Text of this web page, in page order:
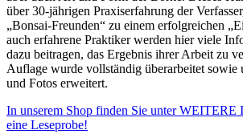
über 30-jährigen Praxiserfahrung der
„Bonsai-Freunden“ zu einem erfolgreichen
auch erfahrene Praktiker werden hier viele
dazu beitragen, das Ergebnis ihrer Arbeit zu
Auflage wurde vollständig überarbeitet sowie
und Fotos erweitert.
In unserem Shop finden Sie unter
eine Leseprobe!